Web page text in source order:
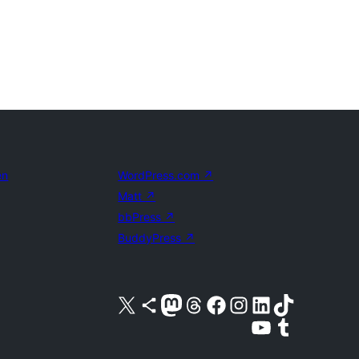
WordPress.com ↗
Matt ↗
bbPress ↗
BuddyPress ↗
Bezoek ons X (voorheen Twitter) account
Bezoek ons Bluesky account
Bezoek ons Mastodon account
Bezoek ons Threads account
Onze Facebook pagina bezoeken
Bezoek ons Instagram account
Bezoek ons LinkedIn account
Bezoek ons TikTok account
Bezoek ons YouTube kanaalBezoek ons Tumblr account